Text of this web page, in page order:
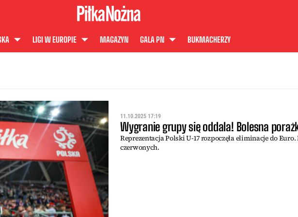
LIGI W EUROPIE MAGAZYN GALA PN BUKMACHERZY
11.10.2025 17:19
Wygranie grupy się oddala! Bolesna
Reprezentacja Polski U-17 rozpoczęła eliminacje do
czerwonych.